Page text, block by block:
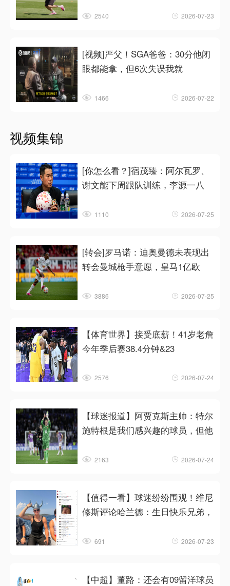
2540 2026-07-23
[视频]严父！SGA爸爸：30分他闭
眼都能拿，但6次失误我就
1466 2026-07-22
视频集锦
[你怎么看？]宿茂臻：阿尔瓦罗、
谢文能下周跟队训练，李源一八
1110 2026-07-25
[转会]罗马诺：迪奥曼德未表现出
转会曼城枪手意愿，皇马1亿欧
3886 2026-07-25
【体育世界】接受底薪！41岁老詹
今年季后赛38.4分钟&23
2576 2026-07-24
【球迷报道】阿贾克斯主帅：特尔
施特根是我们感兴趣的球员，但他
2163 2026-07-24
【值得一看】球迷纷纷围观！维尼
修斯评论哈兰德：生日快乐兄弟，
691 2026-07-23
【中超】董路：还会有09留洋球员